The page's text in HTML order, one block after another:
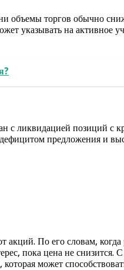
торгов обычно
указывать на активное
ликвидацией позиций с
предложения и
По его словам, когда
пока цена не снизится.
может